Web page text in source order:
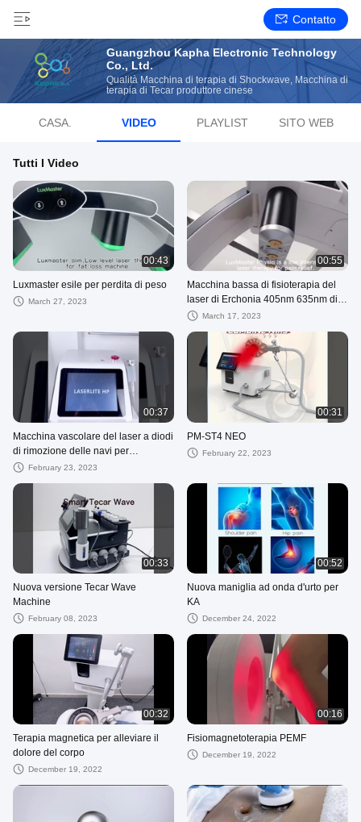
Contatto
Guangzhou Kapha Electronic Technology
Co., Ltd.
Qualità Macchina di terapia di Shockwave, Macchina di
terapia di Tecar produttore cinese
CASA. VIDEO PLAYLIST SITO WEB
Tutti I Video
00:43
Luxmaster esile per perdita di peso
March 27, 2023
00:55
Macchina bassa di fisioterapia del
laser di Erchonia 405nm 635nm di
terapia laser del licenziato della
March 17, 2023
00:37
Macchina vascolare del laser a diodi
di rimozione delle navi per
fisioterapia
February 23, 2023
00:31
PM-ST4 NEO
February 22, 2023
00:33
Nuova versione Tecar Wave
Machine
February 08, 2023
00:52
Nuova maniglia ad onda d'urto per
KA
December 24, 2022
00:32
Terapia magnetica per alleviare il
dolore del corpo
December 19, 2022
00:16
Fisiomagnetoterapia PEMF
December 19, 2022